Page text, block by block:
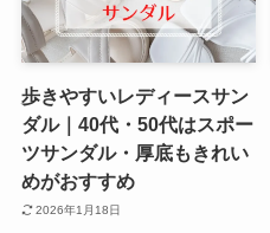
歩きやすいレディースサン
ダル｜40代・50代はスポー
ツサンダル・厚底もきれい
めがおすすめ
2026年1月18日